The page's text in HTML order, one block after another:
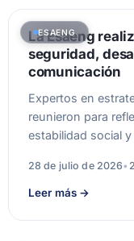
ESAENG
La Esaeng
seguridad,
comunicación
Expertos en
reunieron para
estabilidad social
28 de julio de 2026•
Leer más →